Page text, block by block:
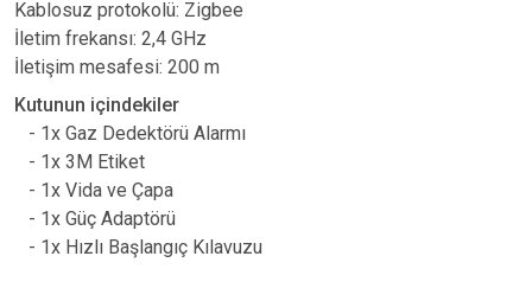
Kablosuz protokolü: Zigbee
İletim frekansı: 2,4 GHz
İletişim mesafesi: 200 m
Kutunun içindekiler
- 1x Gaz Dedektörü Alarmı
- 1x 3M Etiket
- 1x Vida ve Çapa
- 1x Güç Adaptörü
- 1x Hızlı Başlangıç ​​Kılavuzu